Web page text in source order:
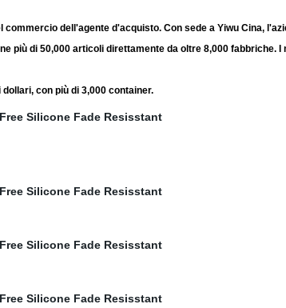
commercio dell'agente d'acquisto. Con sede a Yiwu Cina,
più di 50,000 articoli direttamente da oltre 8,000
con più di 3,000 container.